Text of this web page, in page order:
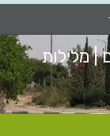
| מלילות